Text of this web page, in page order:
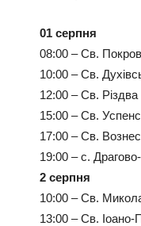
01 серпня
08:00 – Св.
10:00 – Св.
12:00 – Св.
15:00 – Св.
17:00 – Св.
19:00 – с.
2 серпня
10:00 – Св.
13:00 – Св. Іоано-